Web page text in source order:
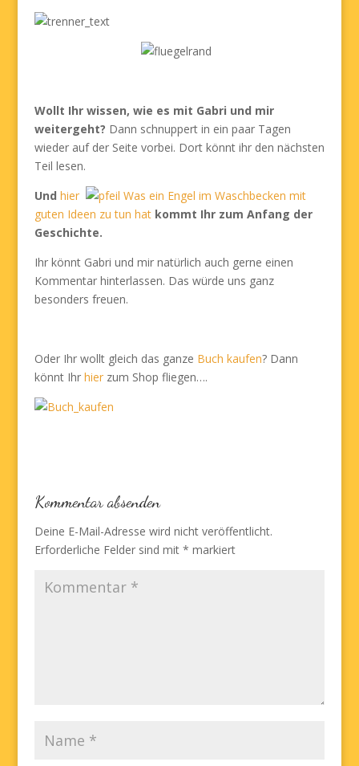
Wollt Ihr wissen, wie es mit Gabri und mir
weitergeht? Dann schnuppert in ein paar Tagen
wieder auf der Seite vorbei. Dort könnt ihr den nächsten
Teil lesen.
Und hier
Was ein Engel im Waschbecken mit
guten Ideen zu tun hat kommt Ihr zum Anfang der
Geschichte.
Ihr könnt Gabri und mir natürlich auch gerne einen
Kommentar hinterlassen. Das würde uns ganz
besonders freuen.
Oder Ihr wollt gleich das ganze Buch kaufen? Dann
könnt Ihr hierzum Shop fliegen….
Kommentar absenden
Deine E-Mail-Adresse wird nicht veröffentlicht.
Erforderliche Felder sind mit * markiert